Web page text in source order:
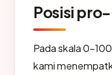
Posisi
Pada skala 0-
kami